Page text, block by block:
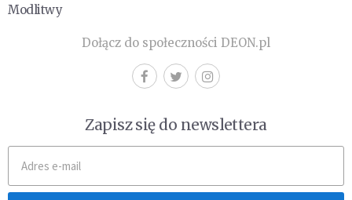
Modlitwy
Dołącz do społeczności DEON.pl
Zapisz się do newslettera